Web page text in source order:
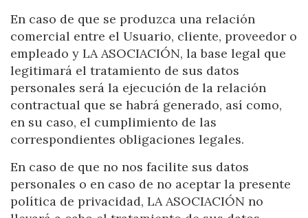
En caso de que se produzca una relación
comercial entre el Usuario, cliente, proveedor o
empleado y LA ASOCIACIÓN, la base legal que
legitimará el tratamiento de sus datos
personales será la ejecución de la relación
contractual que se habrá generado, así como,
en su caso, el cumplimiento de las
correspondientes obligaciones legales.
En caso de que no nos facilite sus datos
personales o en caso de no aceptar la presente
política de privacidad, LA ASOCIACIÓN no